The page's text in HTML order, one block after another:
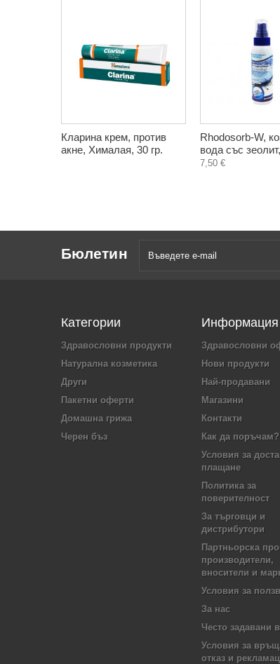
Кларина крем, против
акне, Хималая, 30 гр.
Rhodosorb-W,
вода със
7,50 €
Бюлетин
Категории
Здравословни продукти
Натурална козметика
Други
Пакетни оферти
Домашна грижа
Черен бъз
Информация
Здравословни
Нови продукти
Най-продавани
Магазини
Контакти
Как да поръчам?
Условия за
плащане
Политика за
поверителност
За търговци и
дистрибутори
Партньорска
производители,
вносители и
Условия за
За нас
Често задавани
Условия за
отказ и